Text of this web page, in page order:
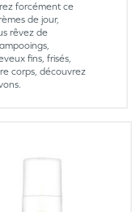
forcément ce
de jour,
rêvez de
fins, frisés,
corps, découvrez